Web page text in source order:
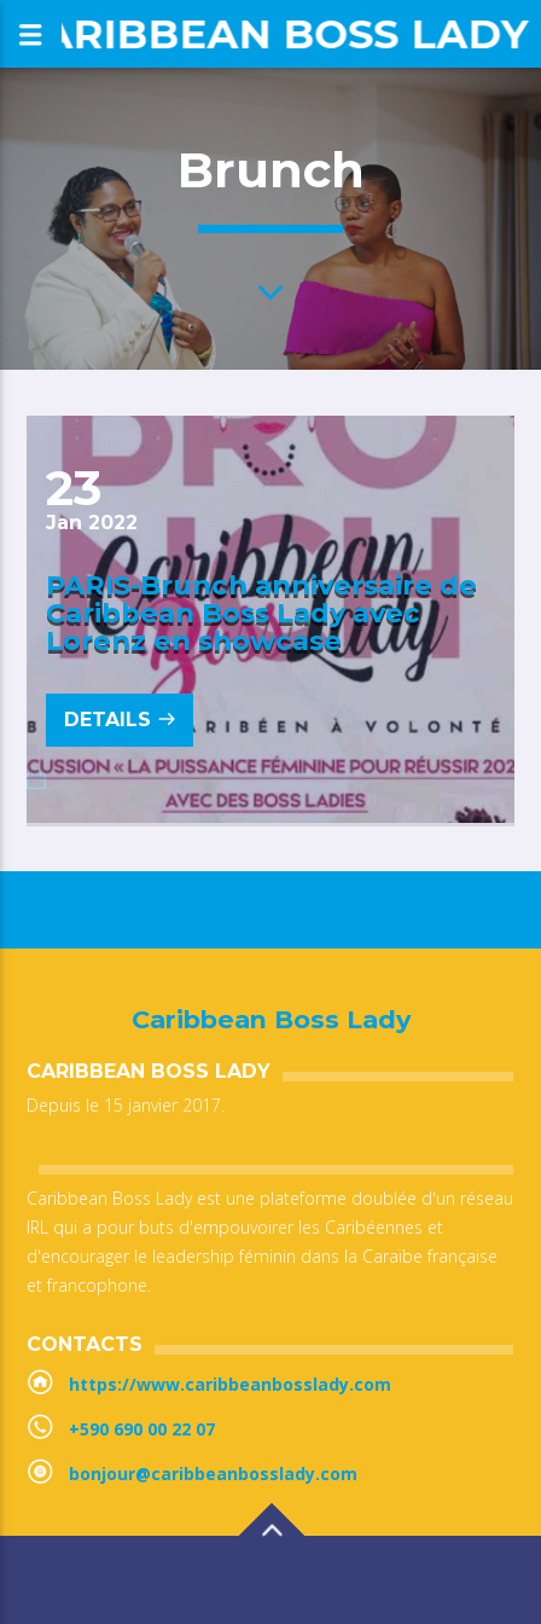
CARIBBEAN BOSS LADY
Brunch
23
Jan 2022
PARIS-Brunch anniversaire de
Caribbean Boss Lady avec
Lorenz en showcase
DETAILS
Caribbean Boss Lady
CARIBBEAN BOSS LADY
Depuis le 15 janvier 2017.
Caribbean Boss Lady est une plateforme doublée d'un réseau
IRL qui a pour buts d'empouvoirer les Caribéennes et
d'encourager le leadership féminin dans la Caraïbe française
et francophone.
CONTACTS
https://www.caribbeanbosslady.com
+590 690 00 22 07
bonjour@caribbeanbosslady.com